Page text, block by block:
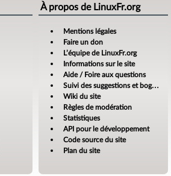
À propos de LinuxFr.org
Mentions légales
Faire un don
L’équipe de LinuxFr.org
Informations sur le site
Aide / Foire aux questions
Suivi des suggestions et bogues
Wiki du site
Règles de modération
Statistiques
API pour le développement
Code source du site
Plan du site